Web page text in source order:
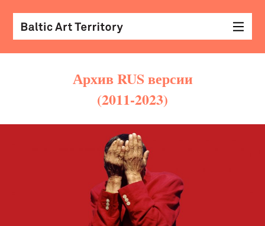
Архив RUS версии
(2011-2023)